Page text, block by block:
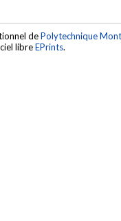
dePolytechnique
libreEPrints.